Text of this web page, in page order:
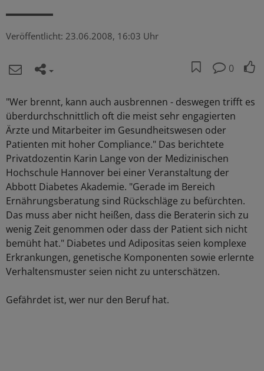
Veröffentlicht: 23.06.2008, 16:03 Uhr
0
"Wer brennt, kann auch ausbrennen - deswegen trifft es
überdurchschnittlich oft die meist sehr engagierten
Ärzte und Mitarbeiter im Gesundheitswesen oder
Patienten mit hoher Compliance." Das berichtete
Privatdozentin Karin Lange von der Medizinischen
Hochschule Hannover bei einer Veranstaltung der
Abbott Diabetes Akademie. "Gerade im Bereich
Ernährungsberatung sind Rückschläge zu befürchten.
Das muss aber nicht heißen, dass die Beraterin sich zu
wenig Zeit genommen oder dass der Patient sich nicht
bemüht hat." Diabetes und Adipositas seien komplexe
Erkrankungen, genetische Komponenten sowie erlernte
Verhaltensmuster seien nicht zu unterschätzen.
Gefährdet ist, wer nur den Beruf hat.